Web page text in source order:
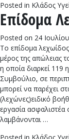
Posted in Κλάδος
Επίδομα
Posted on 24
Το επίδομα
μέρος της απώλειας
η οποία διαρκεί 119
Συμβούλιο, σε
μπορεί να παρέχει
(λεχώνες)ειδικό
εργασία
λαμβάνονται …